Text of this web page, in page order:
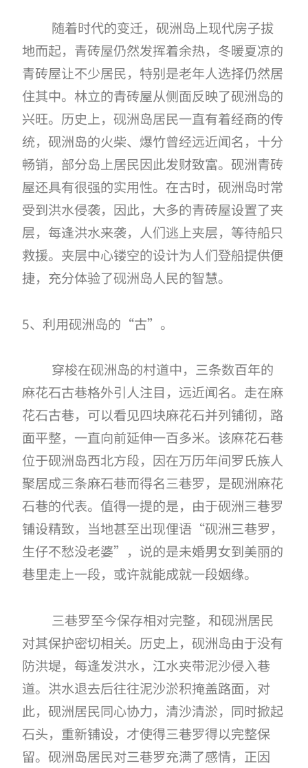
随着时代的变迁，砚洲岛上现代房子拔
地而起，青砖屋仍然发挥着余热，冬暖夏凉的
青砖屋让不少居民，特别是老年人选择仍然居
住其中。林立的青砖屋从侧面反映了砚洲岛的
兴旺。历史上，砚洲岛居民一直有着经商的传
统，砚洲岛的火柴、爆竹曾经远近闻名，十分
畅销，部分岛上居民因此发财致富。砚洲青砖
屋还具有很强的实用性。在古时，砚洲岛时常
受到洪水侵袭，因此，大多的青砖屋设置了夹
层，每逢洪水来袭，人们逃上夹层，等待船只
救援。夹层中心镂空的设计为人们登船提供便
捷，充分体验了砚洲岛人民的智慧。
5、利用砚洲岛的“古”。
穿梭在砚洲岛的村道中，三条数百年的
麻花石古巷格外引人注目，远近闻名。走在麻
花石古巷，可以看见四块麻花石并列铺彻，路
面平整，一直向前延伸一百多米。该麻花石巷
位于砚洲岛西北方段，因在万历年间罗氏族人
聚居成三条麻石巷而得名三巷罗，是砚洲麻花
石巷的代表。值得一提的是，由于砚洲三巷罗
铺设精致，当地甚至出现俚语“砚洲三巷罗，
生仔不愁没老婆”，说的是未婚男女到美丽的
巷里走上一段，或许就能成就一段姻缘。
三巷罗至今保存相对完整，和砚洲居民
对其保护密切相关。历史上，砚洲岛由于没有
防洪堤，每逢发洪水，江水夹带泥沙侵入巷
道。洪水退去后往往泥沙淤积掩盖路面，对
此，砚洲居民同心协力，清沙清淤，同时掀起
石头，重新铺设，才使得三巷罗得以完整保
留。砚洲岛居民对三巷罗充满了感情，正因